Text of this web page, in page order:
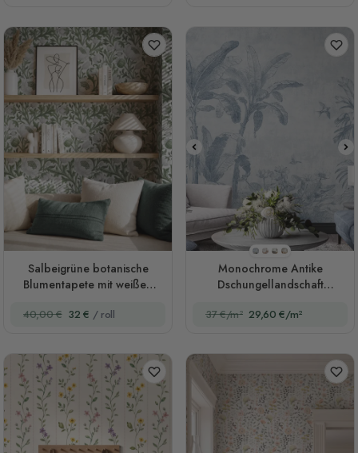
Salbeigrüne botanische
Blumentapete mit weißen
40,00 € 32 € / roll
Stil 1
Stil 2
Stil 3
Stil 4
Monochrome Antike
Dschungellandschaft
37 €/m² 29,60 €/m²